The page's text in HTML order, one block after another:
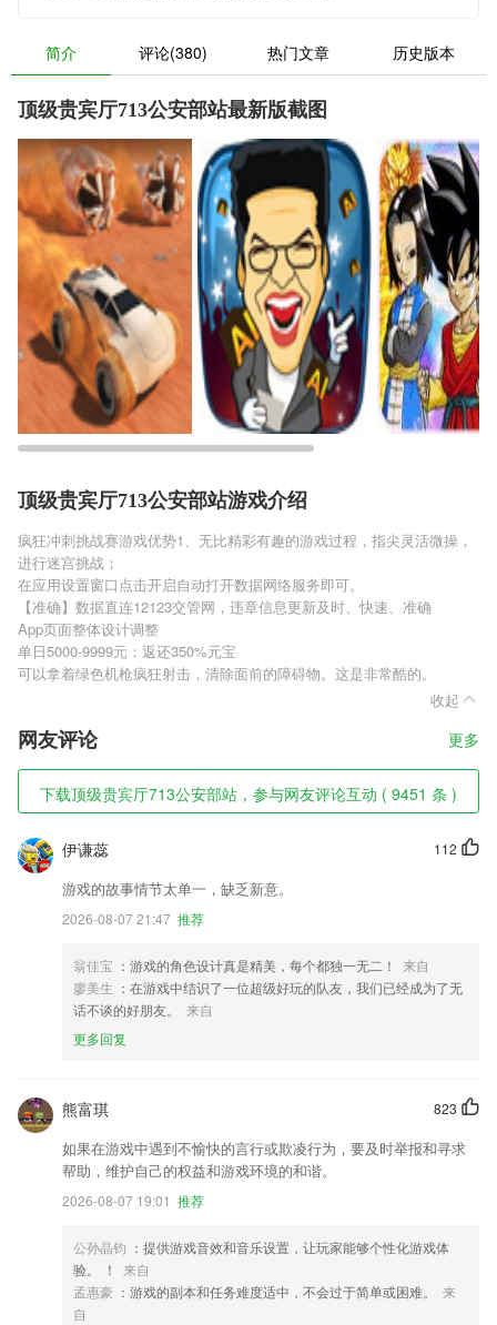
简介 评论(380) 热门文章 历史版本
顶级贵宾厅713公安部站最新版截图
顶级贵宾厅713公安部站游戏介绍
疯狂冲刺挑战赛游戏优势1、无比精彩有趣的游戏过程，指尖灵活微操，
进行迷宫挑战；
在应用设置窗口点击开启自动打开数据网络服务即可。
【准确】数据直连12123交管网，违章信息更新及时、快速、准确
App页面整体设计调整
单日5000-9999元：返还350%元宝
可以拿着绿色机枪疯狂射击，清除面前的障碍物。这是非常酷的。
收起
网友评论 更多
下载顶级贵宾厅713公安部站，参与网友评论互动 ( 9451 条 )
112
伊谦蕊
游戏的故事情节太单一，缺乏新意。
2026-08-07 21:47 推荐
翁佳宝 ：游戏的角色设计真是精美，每个都独一无二！
来自
廖美生 ：在游戏中结识了一位超级好玩的队友，我们已经成为了无
话不谈的好朋友。
来自
更多回复
823
熊富琪
如果在游戏中遇到不愉快的言行或欺凌行为，要及时举报和寻求
帮助，维护自己的权益和游戏环境的和谐。
2026-08-07 19:01 推荐
公孙晶钧 ：提供游戏音效和音乐设置，让玩家能够个性化游戏体
验。 ！
来自
孟惠豪 ：游戏的副本和任务难度适中，不会过于简单或困难。
来
自